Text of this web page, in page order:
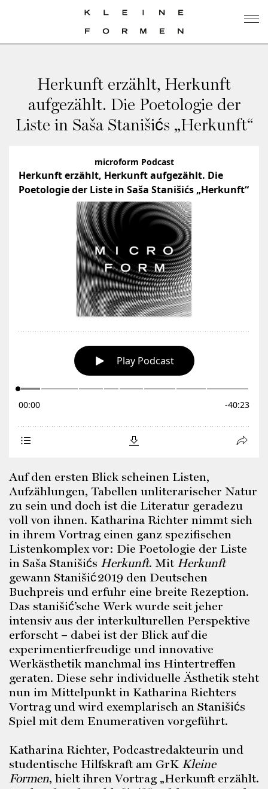
Herkunft erzählt, Herkunft
aufgezählt. Die Poetologie der
Liste in Saša Stanišićs „Herkunft“
Auf den ersten Blick scheinen Listen,
Aufzählungen, Tabellen unliterarischer Natur
zu sein und doch ist die Literatur geradezu
voll von ihnen. Katharina Richter nimmt sich
in ihrem Vortrag einen ganz spezifischen
Listenkomplex vor: Die Poetologie der Liste
in Saša Stanišićs Herkunft. Mit Herkunft
gewann Stanišić 2019 den Deutschen
Buchpreis und erfuhr eine breite Rezeption.
Das stanišić’sche Werk wurde seit jeher
intensiv aus der interkulturellen Perspektive
erforscht – dabei ist der Blick auf die
experimentierfreudige und innovative
Werkästhetik manchmal ins Hintertreffen
geraten. Diese sehr individuelle Ästhetik steht
nun im Mittelpunkt in Katharina Richters
Vortrag und wird exemplarisch an Stanišićs
Spiel mit dem Enumerativen vorgeführt.
Katharina Richter, Podcastredakteurin und
studentische Hilfskraft am GrK Kleine
Formen, hielt ihren Vortrag „Herkunft erzählt.